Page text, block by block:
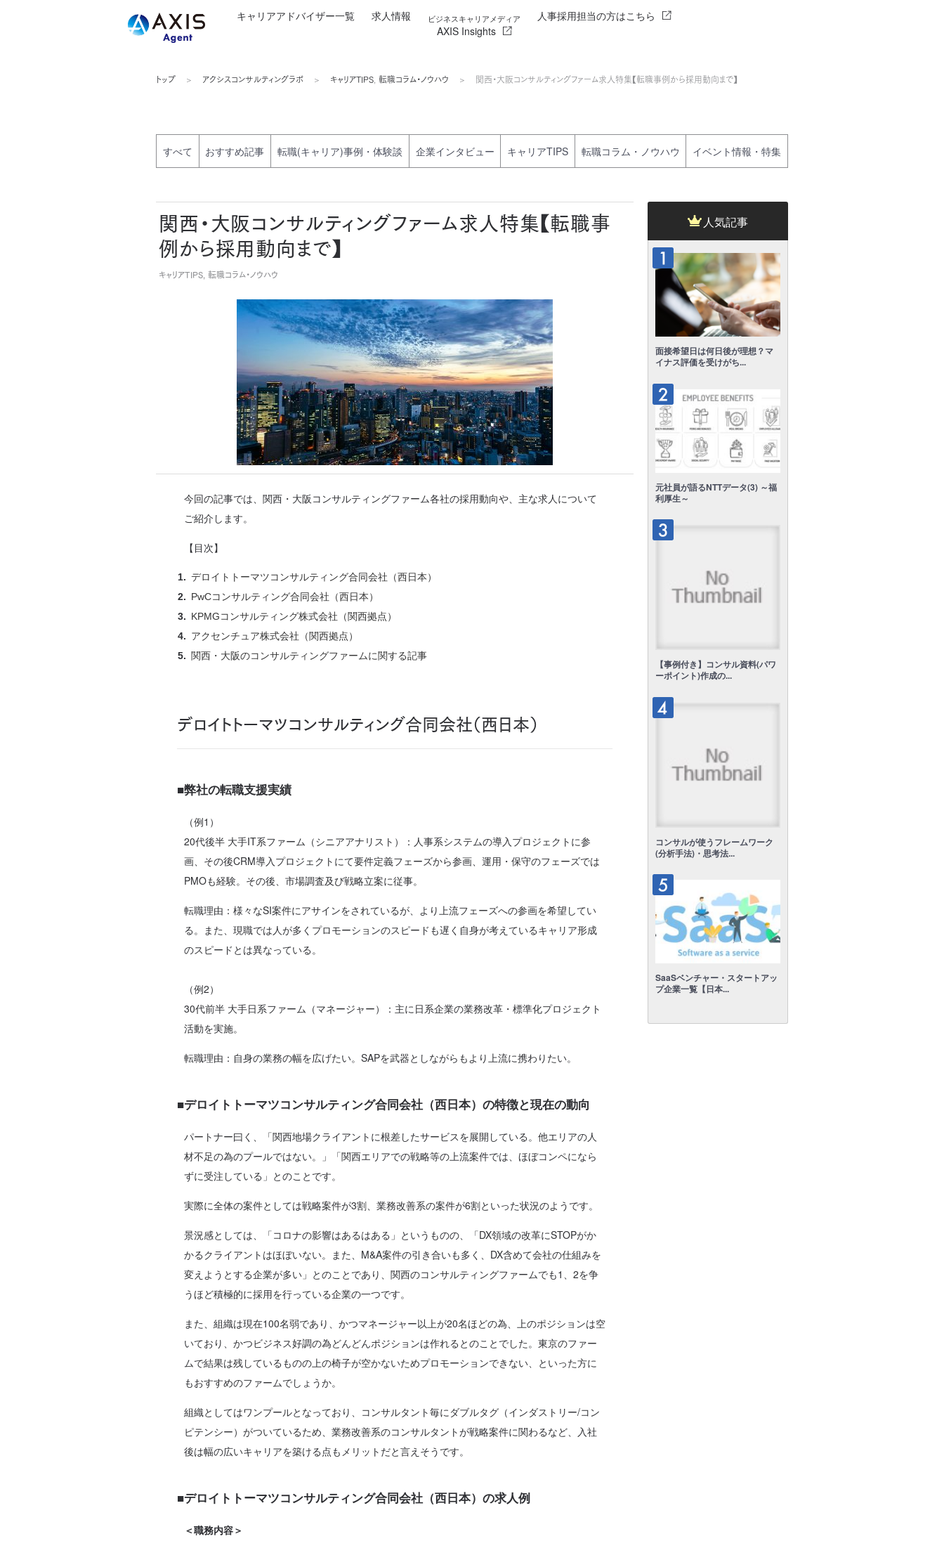
キャリアアドバイザー一覧 求人情報 ビジネスキャリアメディア
AXIS Insights
人事採用担当の方はこちら
トップ アクシスコンサルティングラボ キャリアTIPS 転職コラム・ノウハウ 関西・大阪コンサルティングファーム求人特集【転職事例から採用動向まで】
すべて おすすめ記事 転職(キャリア)事例・体験談 企業インタビュー キャリアTIPS 転職コラム・ノウハウ イベント情報・特集
関西・大阪コンサルティングファーム求人特集【転職事
例から採用動向まで】
キャリアTIPS, 転職コラム・ノウハウ
今回の記事では、関西・大阪コンサルティングファーム各社の採用動向や、主な求人について
ご紹介します。
【目次】
デロイトトーマツコンサルティング合同会社（西日本）
PwCコンサルティング合同会社（西日本）
KPMGコンサルティング株式会社（関西拠点）
アクセンチュア株式会社（関西拠点）
関西・大阪のコンサルティングファームに関する記事
デロイトトーマツコンサルティング合同会社（西日本）
■弊社の転職支援実績
（例1）
20代後半 大手IT系ファーム（シニアアナリスト）：人事系システムの導入プロジェクトに参
画、その後CRM導入プロジェクトにて要件定義フェーズから参画、運用・保守のフェーズでは
PMOも経験。その後、市場調査及び戦略立案に従事。
転職理由：様々なSI案件にアサインをされているが、より上流フェーズへの参画を希望してい
る。また、現職では人が多くプロモーションのスピードも遅く自身が考えているキャリア形成
のスピードとは異なっている。
（例2）
30代前半 大手日系ファーム（マネージャー）：主に日系企業の業務改革・標準化プロジェクト
活動を実施。
転職理由：自身の業務の幅を広げたい。SAPを武器としながらもより上流に携わりたい。
■デロイトトーマツコンサルティング合同会社（西日本）の特徴と現在の動向
パートナー曰く、「関西地場クライアントに根差したサービスを展開している。他エリアの人
材不足の為のプールではない。」「関西エリアでの戦略等の上流案件では、ほぼコンペになら
ずに受注している」とのことです。
実際に全体の案件としては戦略案件が3割、業務改善系の案件が6割といった状況のようです。
景況感としては、「コロナの影響はあるはある」というものの、「DX領域の改革にSTOPがか
かるクライアントはほぼいない。また、M&A案件の引き合いも多く、DX含めて会社の仕組みを
変えようとする企業が多い」とのことであり、関西のコンサルティングファームでも1、2を争
うほど積極的に採用を行っている企業の一つです。
また、組織は現在100名弱であり、かつマネージャー以上が20名ほどの為、上のポジションは空
いており、かつビジネス好調の為どんどんポジションは作れるとのことでした。東京のファー
ムで結果は残しているものの上の椅子が空かないためプロモーションできない、といった方に
もおすすめのファームでしょうか。
組織としてはワンプールとなっており、コンサルタント毎にダブルタグ（インダストリー/コン
ピテンシー）がついているため、業務改善系のコンサルタントが戦略案件に関わるなど、入社
後は幅の広いキャリアを築ける点もメリットだと言えそうです。
■デロイトトーマツコンサルティング合同会社（西日本）の求人例
＜職務内容＞
人気記事
面接希望日は何日後が理想？マ
イナス評価を受けがち...
元社員が語るNTTデータ(3) ～福
利厚生～
【事例付き】コンサル資料(パワ
ーポイント)作成の...
コンサルが使うフレームワーク
(分析手法)・思考法...
SaaSベンチャー・スタートアッ
プ企業一覧【日本...